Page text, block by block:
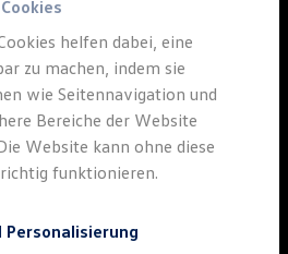
Leasing
Leasing
Anzahlung
mit Schlussrate
und Garantien
Class bei Volkswagen
helfen dabei, eine
zu machen, indem sie
wie Seitennavigation und
Bereiche der Website
Website kann ohne diese
funktionieren.